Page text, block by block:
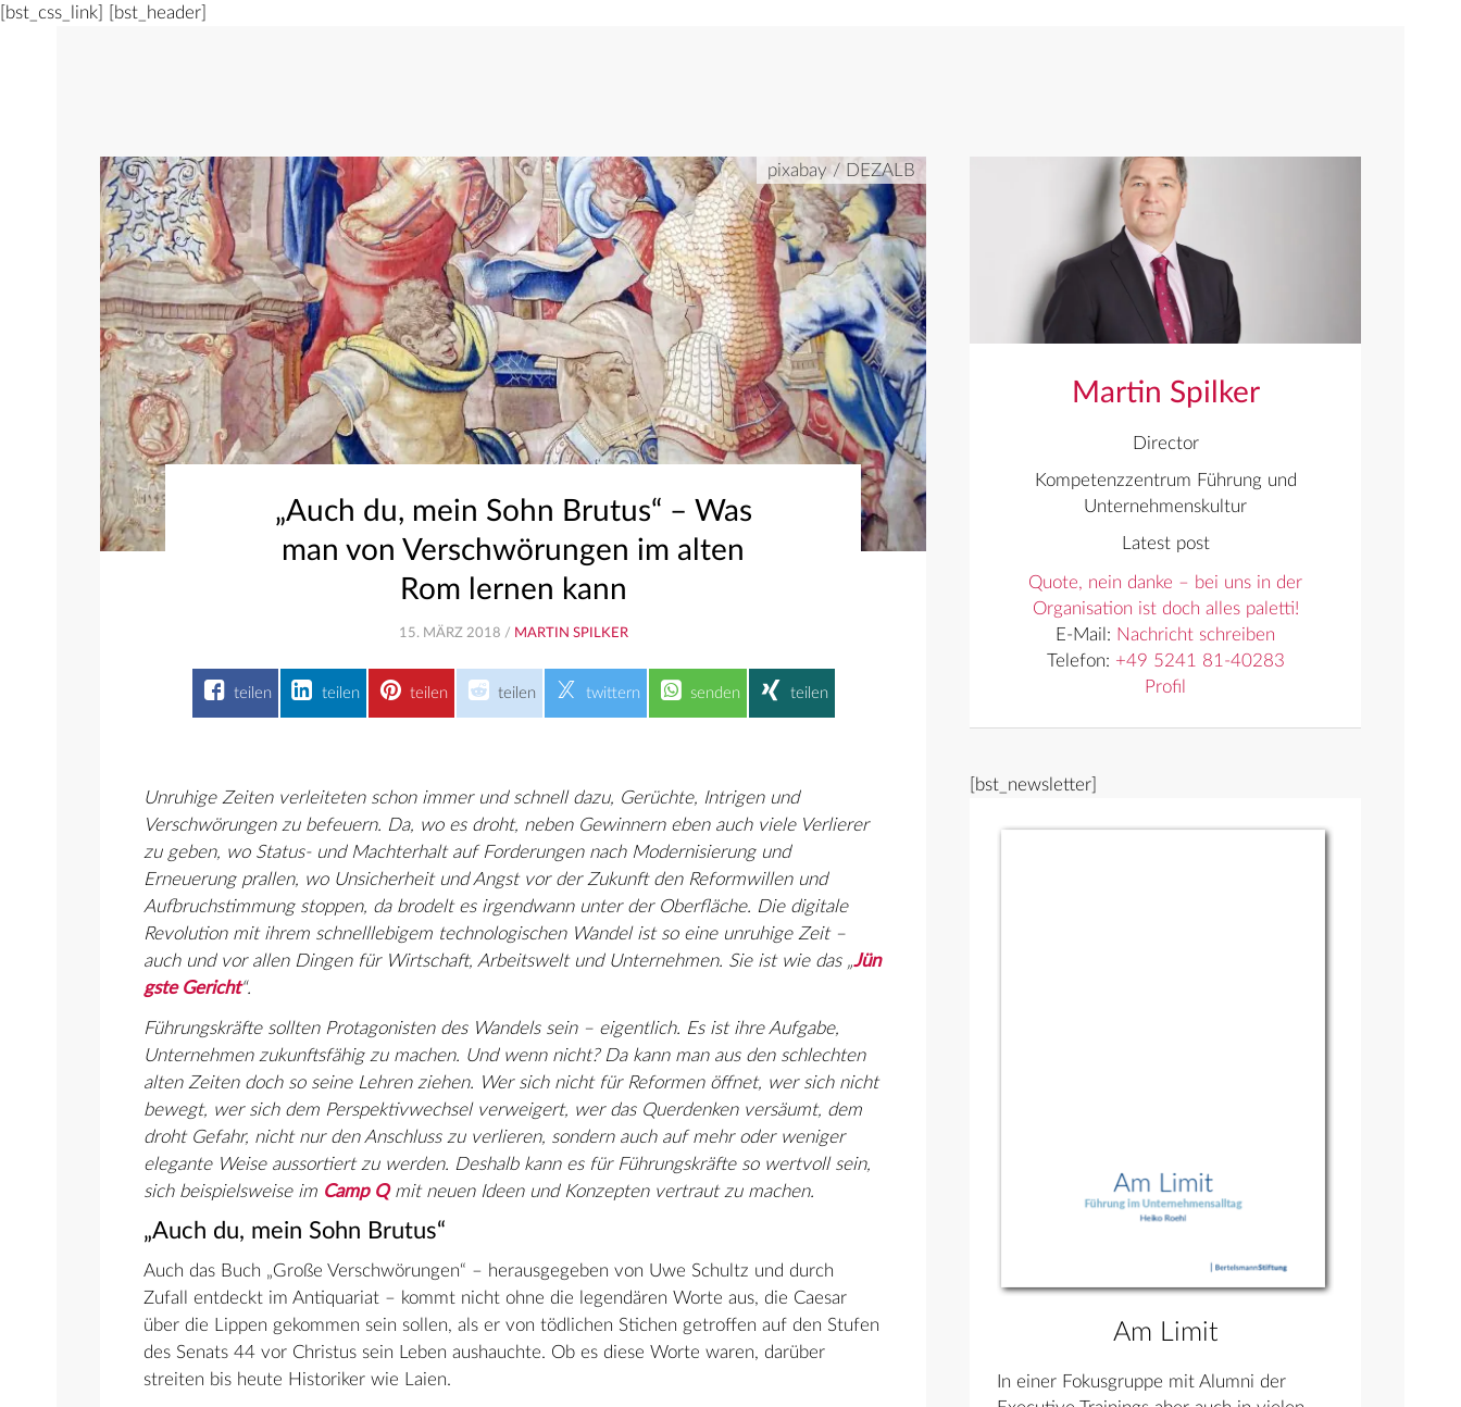
[bst_css_link] [bst_header]
pixabay / DEZALB
„Auch du, mein Sohn Brutus“ – Was
man von Verschwörungen im alten
Rom lernen kann
15. MÄRZ 2018 / MARTIN SPILKER
teilen teilen teilen teilen twittern senden teilen
Unruhige Zeiten verleiteten schon immer und schnell dazu, Gerüchte, Intrigen und
Verschwörungen zu befeuern. Da, wo es droht, neben Gewinnern eben auch viele Verlierer
zu geben, wo Status- und Machterhalt auf Forderungen nach Modernisierung und
Erneuerung prallen, wo Unsicherheit und Angst vor der Zukunft den Reformwillen und
Aufbruchstimmung stoppen, da brodelt es irgendwann unter der Oberfläche. Die digitale
Revolution mit ihrem schnelllebigem technologischen Wandel ist so eine unruhige Zeit –
auch und vor allen Dingen für Wirtschaft, Arbeitswelt und Unternehmen. Sie ist wie das „Jün
gste Gericht“.
Führungskräfte sollten Protagonisten des Wandels sein – eigentlich. Es ist ihre Aufgabe,
Unternehmen zukunftsfähig zu machen. Und wenn nicht? Da kann man aus den schlechten
alten Zeiten doch so seine Lehren ziehen. Wer sich nicht für Reformen öffnet, wer sich nicht
bewegt, wer sich dem Perspektivwechsel verweigert, wer das Querdenken versäumt, dem
droht Gefahr, nicht nur den Anschluss zu verlieren, sondern auch auf mehr oder weniger
elegante Weise aussortiert zu werden. Deshalb kann es für Führungskräfte so wertvoll sein,
sich beispielsweise im Camp Qmit neuen Ideen und Konzepten vertraut zu machen.
„Auch du, mein Sohn Brutus“
Auch das Buch „Große Verschwörungen“ – herausgegeben von Uwe Schultz und durch
Zufall entdeckt im Antiquariat – kommt nicht ohne die legendären Worte aus, die Caesar
über die Lippen gekommen sein sollen, als er von tödlichen Stichen getroffen auf den Stufen
des Senats 44 vor Christus sein Leben aushauchte. Ob es diese Worte waren, darüber
streiten bis heute Historiker wie Laien.
Martin Spilker
Director
Kompetenzzentrum Führung und
Unternehmenskultur
Latest post
Quote, nein danke – bei uns in der
Organisation ist doch alles paletti!
E-Mail: Nachricht schreiben
Telefon: +49 5241 81-40283
Profil
[bst_newsletter]
Am Limit
In einer Fokusgruppe mit Alumni der